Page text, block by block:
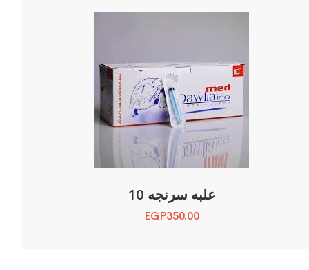
علبه سرنجه 10
EGP350.00